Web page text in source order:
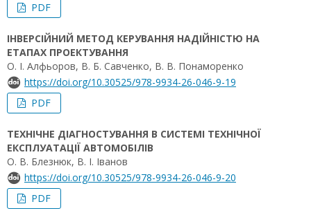
PDF
ІНВЕРСІЙНИЙ МЕТОД КЕРУВАННЯ НАДІЙНІСТЮ НА
ЕТАПАХ ПРОЕКТУВАННЯ
О. І. Алфьоров, В. Б. Савченко, В. В. Понаморенко
https://doi.org/10.30525/978-9934-26-046-9-19
PDF
ТЕХНІЧНЕ ДІАГНОСТУВАННЯ В СИСТЕМІ ТЕХНІЧНОЇ
ЕКСПЛУАТАЦІЇ АВТОМОБІЛІВ
О. В. Блезнюк, В. І. Іванов
https://doi.org/10.30525/978-9934-26-046-9-20
PDF